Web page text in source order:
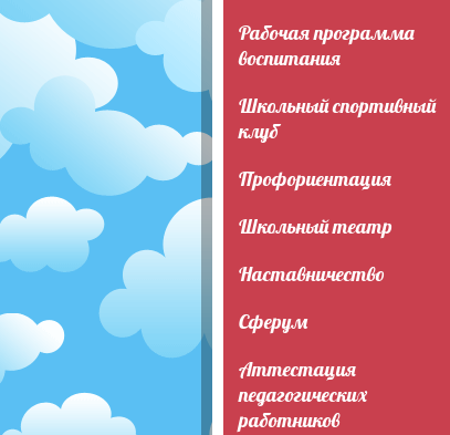
Рабочая программа
воспитания
Школьный спортивный
клуб
Профориентация
Школьный театр
Наставничество
Сферум
Аттестация
педагогических
работников